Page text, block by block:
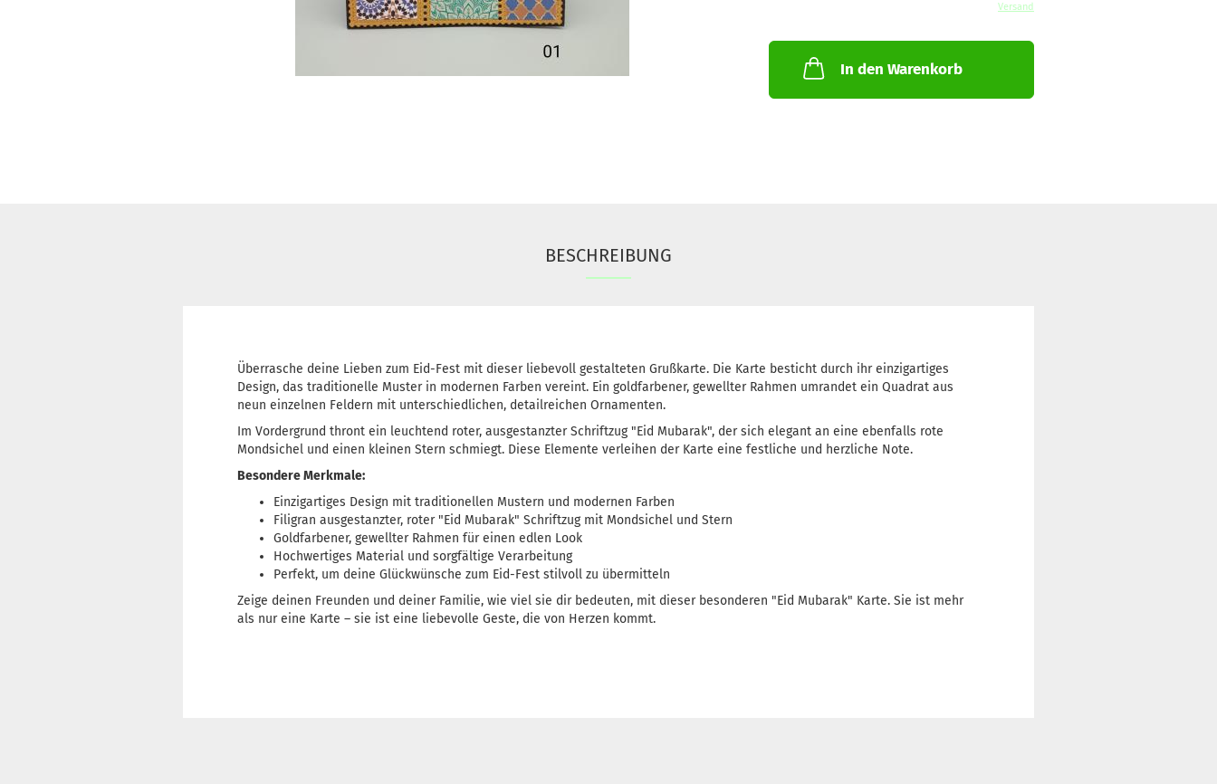
Versand
In den Warenkorb
BESCHREIBUNG
Überrasche deine Lieben zum Eid-Fest mit dieser liebevoll gestalteten Grußkarte. Die Karte besticht durch ihr einzigartiges
Design, das traditionelle Muster in modernen Farben vereint. Ein goldfarbener, gewellter Rahmen umrandet ein Quadrat aus
neun einzelnen Feldern mit unterschiedlichen, detailreichen Ornamenten.
Im Vordergrund thront ein leuchtend roter, ausgestanzter Schriftzug "Eid Mubarak", der sich elegant an eine ebenfalls rote
Mondsichel und einen kleinen Stern schmiegt. Diese Elemente verleihen der Karte eine festliche und herzliche Note.
Besondere Merkmale:
Einzigartiges Design mit traditionellen Mustern und modernen Farben
Filigran ausgestanzter, roter "Eid Mubarak" Schriftzug mit Mondsichel und Stern
Goldfarbener, gewellter Rahmen für einen edlen Look
Hochwertiges Material und sorgfältige Verarbeitung
Perfekt, um deine Glückwünsche zum Eid-Fest stilvoll zu übermitteln
Zeige deinen Freunden und deiner Familie, wie viel sie dir bedeuten, mit dieser besonderen "Eid Mubarak" Karte. Sie ist mehr
als nur eine Karte – sie ist eine liebevolle Geste, die von Herzen kommt.